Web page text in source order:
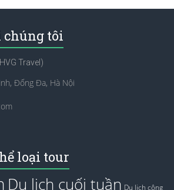
chúng tôi
Travel)
Đống Đa, Hà Nội
loại tour
Du lịch cuối tuần Du lịch cộng